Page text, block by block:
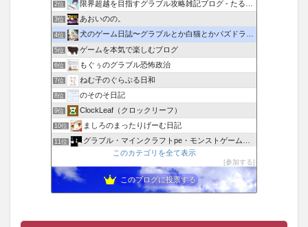
2位 限界超越を目指すグラブル攻略雑記ブログ - たるたろす
3位 あおいのの。
4位 犬のゲーム日誌〜グラブルとか白猫とかパズドラな日々〜
5位 ゲームを本気で楽しむブログ
6位 もぐぅのグラブル恐怖政治
7位 ねむ子のぐらぶる日和
8位 のそのそ日記
9位 ClockLeaf（クロックリーフ）
10位 ましろのまったりげーむ日記
11位 グラブル・マインクラフトpe・モンストゲームブログ！
修羅鳩だより
13位 半ちゃーはん特盛り
NO "G" NO LIFE!
このカテゴリを全て表示
参加する
このブログに投票する